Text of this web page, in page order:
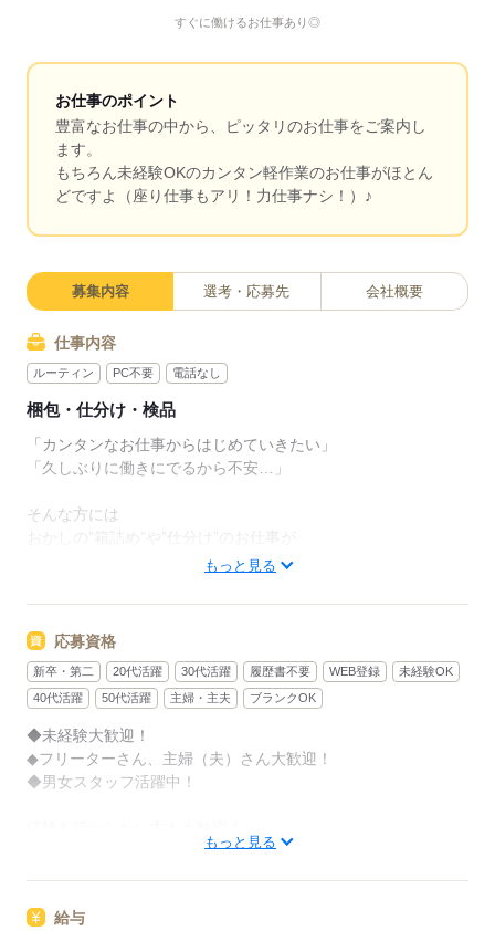
すぐに働けるお仕事あり◎
お仕事のポイント
豊富なお仕事の中から、ピッタリのお仕事をご案内し
ます。
もちろん未経験OKのカンタン軽作業のお仕事がほとん
どですよ（座り仕事もアリ！力仕事ナシ！）♪
募集内容 選考・応募先 会社概要
仕事内容
ルーティン PC不要 電話なし
梱包・仕分け・検品
「カンタンなお仕事からはじめていきたい」
「久しぶりに働きにでるから不安…」
そんな方には
おかしの”箱詰め”や”仕分け”のお仕事が
軽いものをメインに扱うので
体への負担は少なめ。
作業は同じことを繰り返し行うので
未経験からでもすぐにできるようになりますよ。
＜その他にも…＞
●商品の検品・チェック
●梱包・ピッキング
●部品の組み立て・加工 など
アナタの希望に合ったお仕事を
お探しします！
もっと見る
応募資格
新卒・第二 20代活躍 30代活躍 履歴書不要 WEB登録
未経験OK
40代活躍
50代活躍 主婦・主夫 ブランクOK
◆未経験大歓迎！
◆フリーターさん、主婦（夫）さん大歓迎！
◆男女スタッフ活躍中！
お持ちの免許・資格を活かした
20代～50代と幅広い年齢の方が、
もっと見る
給与